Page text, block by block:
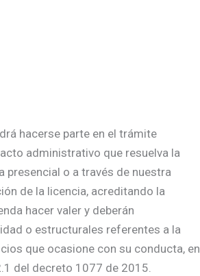
hacerse parte en el trámite
administrativo que resuelva la
presencial o a través de nuestra
de la licencia, acreditando la
hacer valer y deberán
o estructurales referentes a la
que ocasione con su conducta, en
del decreto 1077 de 2015.